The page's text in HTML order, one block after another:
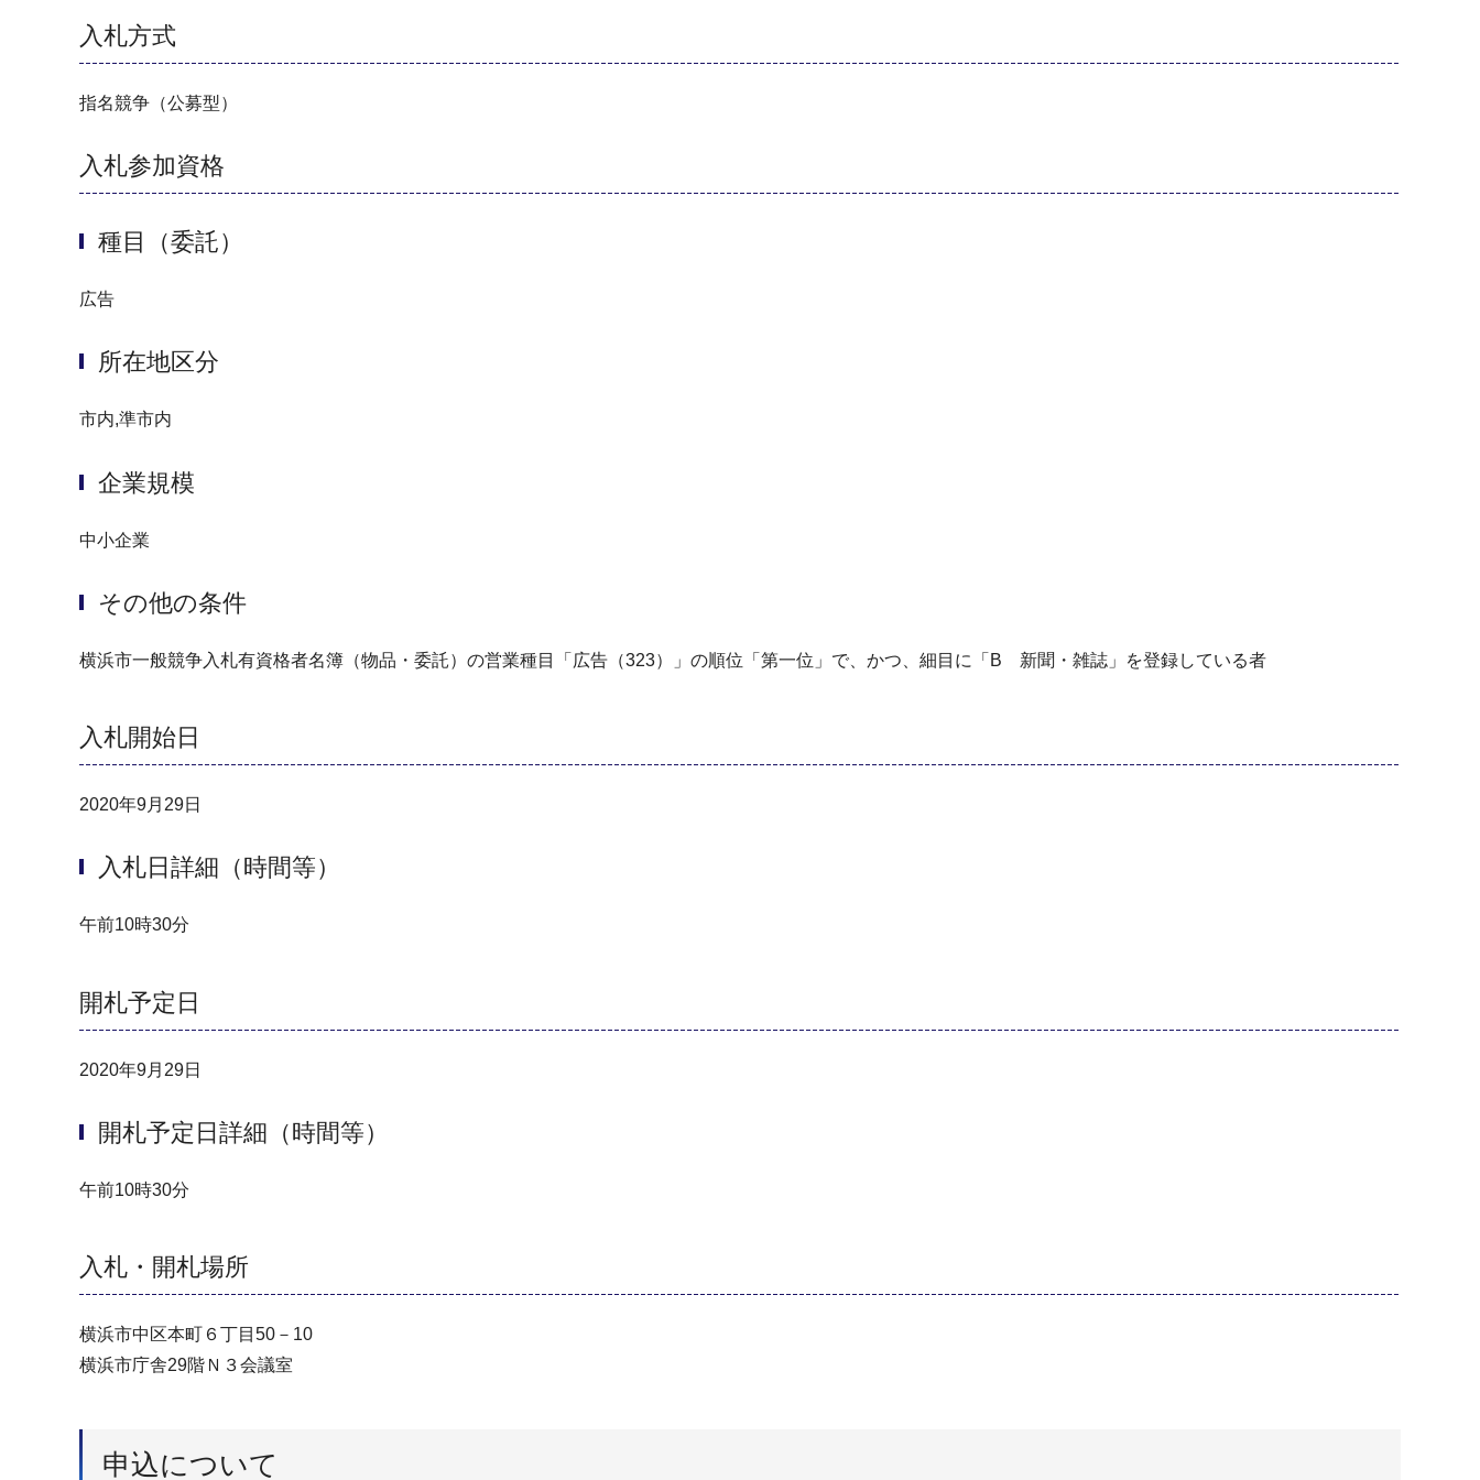
入札方式
指名競争（公募型）
入札参加資格
種目（委託）
広告
所在地区分
市内,準市内
企業規模
中小企業
その他の条件
横浜市一般競争入札有資格者名簿（物品・委託）の営業種目「広告（323）」の順位「第一位」で、かつ、細目に「B 新聞・雑誌」を登録している者
入札開始日
2020年9月29日
入札日詳細（時間等）
午前10時30分
開札予定日
2020年9月29日
開札予定日詳細（時間等）
午前10時30分
入札・開札場所
横浜市中区本町６丁目50－10
横浜市庁舎29階Ｎ３会議室
申込について